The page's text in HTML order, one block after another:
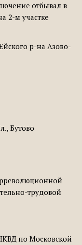
отбывал в
2-м участке
р-на Азово-
Бутово
трудовой
по Московской